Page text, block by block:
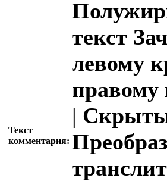
Текст
комментария:
текст
левому
правому
|